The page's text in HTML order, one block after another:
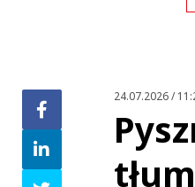
24.07.2026 /